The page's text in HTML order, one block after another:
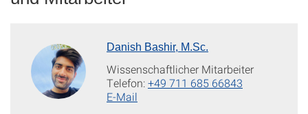
Danish Bashir, M.Sc.
Wissenschaftlicher Mitarbeiter
Telefon:+49 711 685 66843
E-Mail